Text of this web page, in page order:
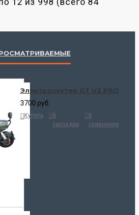
Электроскутер GT U2 PRO
3700 руб.
Купить
В
закладки
В
сравнение